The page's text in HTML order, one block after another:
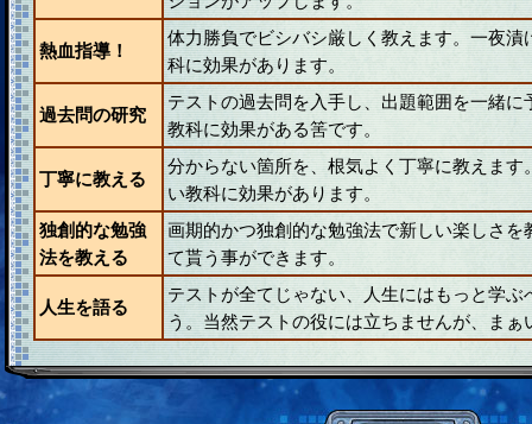
熱血指導！
体力勝負でビシバシ厳しく教えます。一夜
科に効果があります。
過去問の研究
テストの過去問を入手し、出題範囲を一緒
教科に効果がある筈です。
丁寧に教える
分からない箇所を、根気よく丁寧に教えま
い教科に効果があります。
独創的な勉強
法を教える
画期的かつ独創的な勉強法で新しい楽しさ
て貰う事ができます。
人生を語る
テストが全てじゃない、人生にはもっと学
う。当然テストの役には立ちませんが、まぁ